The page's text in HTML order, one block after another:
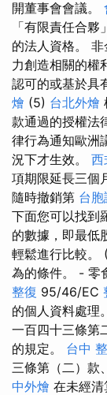
開董事會會議。
「有限責任合
的法人資格。
力創造相關的權
認可的或基於具
燴 (5) 台北外燴
款通過的授權法
律行為通知歐洲
況下才生效。 西
項期限延長三個
隨時撤銷第 台胞
下面您可以找到
的數據，即最低
輕鬆進行比較。
為的條件。 - 零
整復 95/46/EC
的個人資料處理
一百四十三條第
的規定。 台中
三條第（二）款
中外燴 在未經